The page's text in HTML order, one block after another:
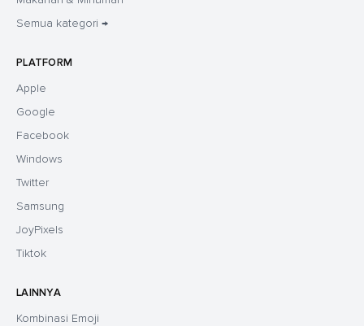
Semua kategori →
PLATFORM
Apple
Google
Facebook
Windows
Twitter
Samsung
JoyPixels
Tiktok
LAINNYA
Kombinasi Emoji